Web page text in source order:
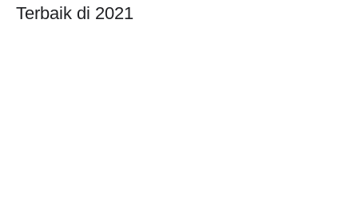
Terbaik di 2021